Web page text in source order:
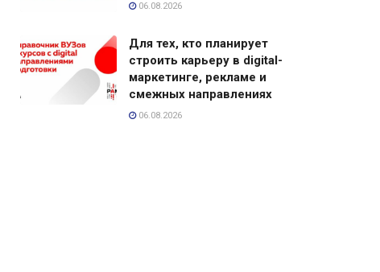
06.08.2026
Для тех, кто планирует
строить карьеру в digital-
маркетинге, рекламе и
смежных направлениях
06.08.2026